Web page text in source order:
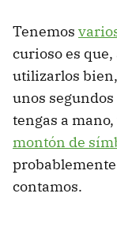
Tenemos
curioso es
utilizarlos
unos
tengas a
montón de
contamos.